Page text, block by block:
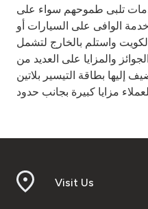
تلبى طموحهم سواء على
الوافى على السيارات أو
واستلم بالخارج لتشمل
والمزايا على العديد من
إليها بطاقة التيسير بلاتين
مزايا كبيرة بجانب حدود
Visit Us